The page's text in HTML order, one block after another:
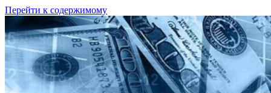
Перейти к содержимому